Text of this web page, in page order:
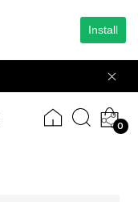
0
01 05